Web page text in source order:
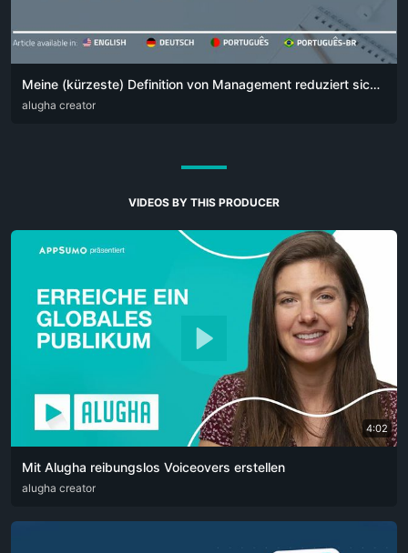
Meine (kürzeste) Definition von Management reduziert sich auf einen einfachen Satz:
DEU ENG POR
alugha creator
VIDEOS BY THIS PRODUCER
4:02
Mit Alugha reibungslos Voiceovers erstellen
ARA CAT DEU
alugha creator